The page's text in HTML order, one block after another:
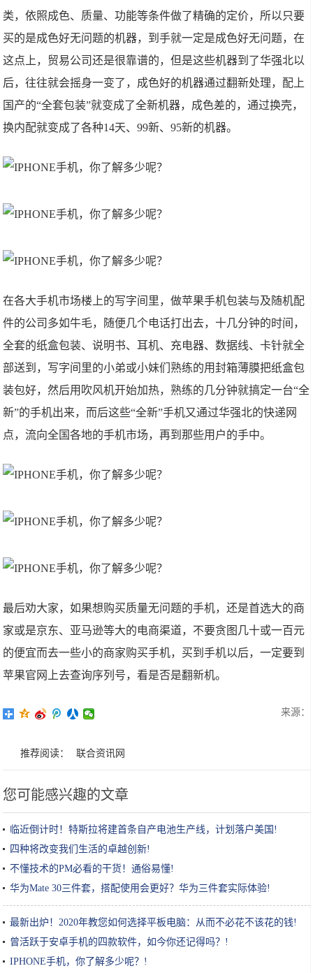
类，依照成色、质量、功能等条件做了精确的定价，所以只要
买的是成色好无问题的机器，到手就一定是成色好无问题，在
这点上，贸易公司还是很靠谱的，但是这些机器到了华强北以
后，往往就会摇身一变了，成色好的机器通过翻新处理，配上
国产的“全套包装”就变成了全新机器，成色差的，通过换壳，
换内配就变成了各种14天、99新、95新的机器。
在各大手机市场楼上的写字间里，做苹果手机包装与及随机配
件的公司多如牛毛，随便几个电话打出去，十几分钟的时间，
全套的纸盒包装、说明书、耳机、充电器、数据线、卡针就全
部送到，写字间里的小弟或小妹们熟练的用封箱薄膜把纸盒包
装包好，然后用吹风机开始加热，熟练的几分钟就搞定一台“全
新”的手机出来，而后这些“全新”手机又通过华强北的快递网
点，流向全国各地的手机市场，再到那些用户的手中。
最后劝大家，如果想购买质量无问题的手机，还是首选大的商
家或是京东、亚马逊等大的电商渠道，不要贪图几十或一百元
的便宜而去一些小的商家购买手机，买到手机以后，一定要到
苹果官网上去查询序列号，看是否是翻新机。
来源：
推荐阅读： 联合资讯网
您可能感兴趣的文章
临近倒计时！特斯拉将建首条自产电池生产线，计划落户美国!
四种将改变我们生活的卓越创新!
不懂技术的PM必看的干货！通俗易懂!
华为Mate 30三件套，搭配使用会更好？华为三件套实际体验!
最新出炉！2020年教您如何选择平板电脑：从而不必花不该花的钱!
曾活跃于安卓手机的四款软件，如今你还记得吗？!
IPHONE手机，你了解多少呢？!